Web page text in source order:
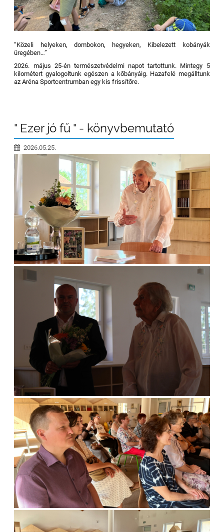
“Közeli helyeken, dombokon, hegyeken, Kibelezett kobányák
üregében…”
2026. május 25-én természetvédelmi napot tartottunk. Mintegy 5
kilométert gyalogoltunk egészen a kőbányáig. Hazafelé megálltunk
az Aréna Sportcentrumban egy kis frissítőre.
" Ezer jó fű " - könyvbemutató
2026.05.25.